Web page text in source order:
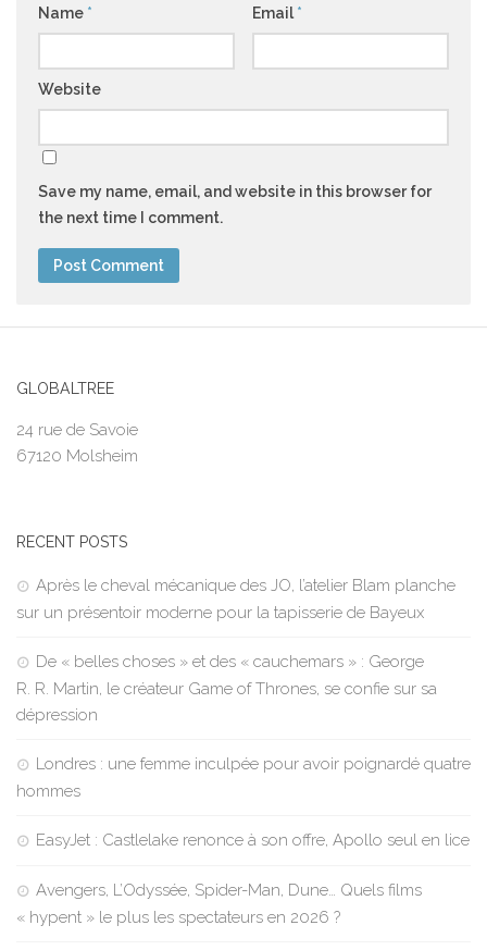
Name * Email *
Website
Save my name, email, and website in this browser for
the next time I comment.
GLOBALTREE
24 rue de Savoie
67120 Molsheim
RECENT POSTS
Après le cheval mécanique des JO, l’atelier Blam planche
sur un présentoir moderne pour la tapisserie de Bayeux
De « belles choses » et des « cauchemars » : George
R. R. Martin, le créateur Game of Thrones, se confie sur sa
dépression
Londres : une femme inculpée pour avoir poignardé quatre
hommes
EasyJet : Castlelake renonce à son offre, Apollo seul en lice
Avengers, L’Odyssée, Spider-Man, Dune… Quels films
« hypent » le plus les spectateurs en 2026 ?